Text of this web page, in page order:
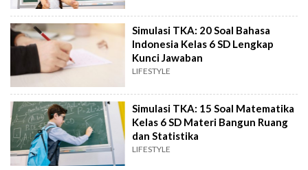
Simulasi TKA: 20 Soal Bahasa
Indonesia Kelas 6 SD Lengkap
Kunci Jawaban
LIFESTYLE
Simulasi TKA: 15 Soal Matematika
Kelas 6 SD Materi Bangun Ruang
dan Statistika
LIFESTYLE